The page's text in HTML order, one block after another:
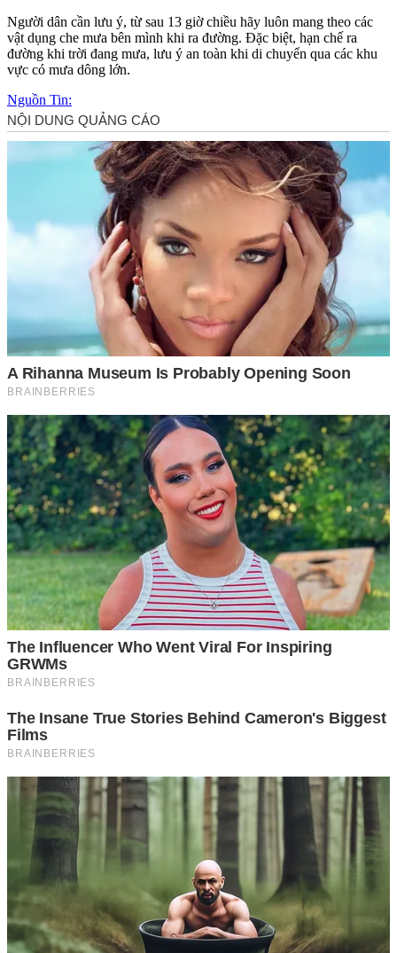
Người dân cần lưu ý, từ sau 13 giờ chiều hãy luôn mang theo các
vật dụng che mưa bên mình khi ra đường. Đặc biệt, hạn chế ra
đường khi trời đang mưa, lưu ý an toàn khi di chuyển qua các khu
vực có mưa dông lớn.
Nguồn Tin: